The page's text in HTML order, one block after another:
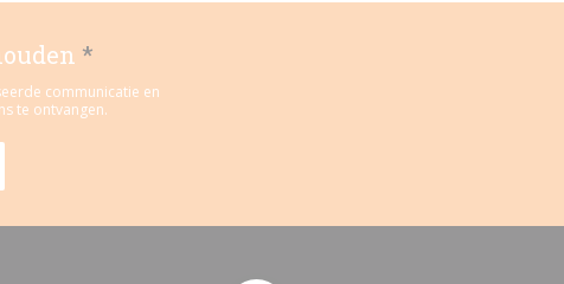
*
communicatie en
te ontvangen.